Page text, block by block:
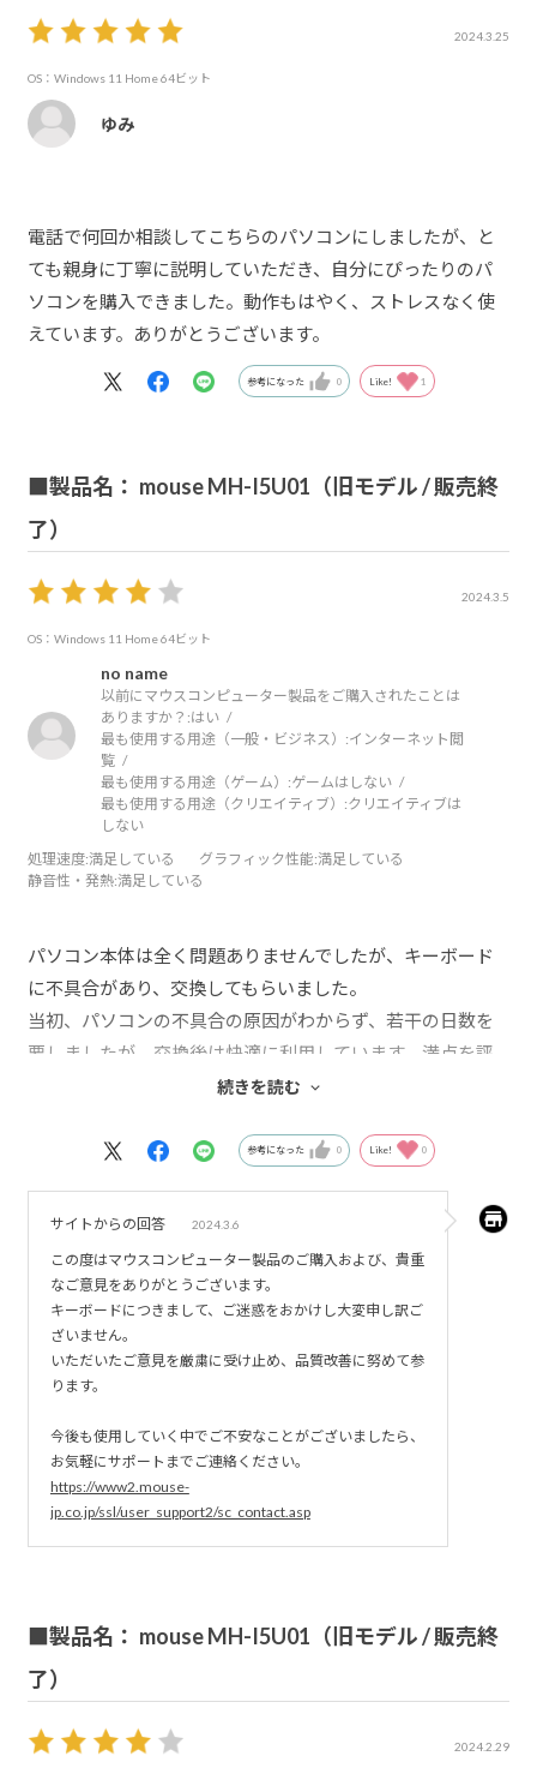
2024.3.25
OS：Windows 11 Home 64ビット
ゆみ
電話で何回か相談してこちらのパソコンにしましたが、と
ても親身に丁寧に説明していただき、自分にぴったりのパ
ソコンを購入できました。動作もはやく、ストレスなく使
えています。ありがとうございます。
参考になった 0 Like! 1
■製品名： mouse MH-I5U01（旧モデル / 販売終
了）
2024.3.5
OS：Windows 11 Home 64ビット
no name
以前にマウスコンピューター製品をご購入されたことは
ありますか？:はい
最も使用する用途（一般・ビジネス）:インターネット閲
覧
最も使用する用途（ゲーム）:ゲームはしない
最も使用する用途（クリエイティブ）:クリエイティブは
しない
処理速度:満足している グラフィック性能:満足している
静音性・発熱:満足している
パソコン本体は全く問題ありませんでしたが、キーボード
に不具合があり、交換してもらいました。
当初、パソコンの不具合の原因がわからず、若干の日数を
要しましたが、交換後は快適に利用しています。満点を評
価でもよかったのですが、何もなかったわけではないの
つけくわえますと、不具合がったときのサポート体制は行
ますが、サポートセンターの支援がよかったことが購入の
続きを読む
参考になった 0 Like! 0
サイトからの回答 2024.3.6
この度はマウスコンピューター製品のご購入および、貴重
なご意見をありがとうございます。
キーボードにつきまして、ご迷惑をおかけし大変申し訳ご
ざいません。
いただいたご意見を厳粛に受け止め、品質改善に努めて参
ります。
今後も使用していく中でご不安なことがございましたら、
お気軽にサポートまでご連絡ください。
https://www2.mouse-
jp.co.jp/ssl/user_support2/sc_contact.asp
■製品名： mouse MH-I5U01（旧モデル / 販売終
了）
2024.2.29